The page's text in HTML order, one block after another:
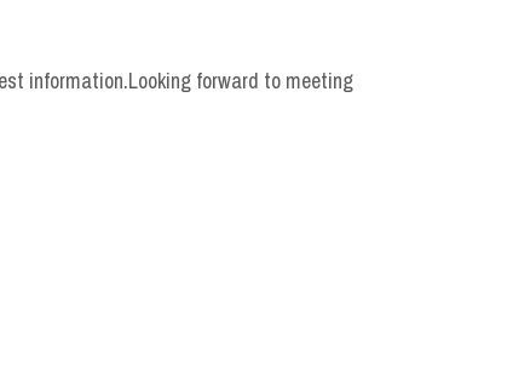
information.Looking forward to meeting